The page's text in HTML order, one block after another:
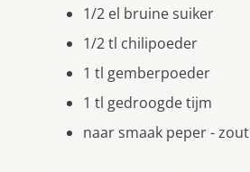
1/2 el bruine suiker
1/2 tl chilipoeder
1 tl gemberpoeder
1 tl gedroogde tijm
naar smaak peper - zout